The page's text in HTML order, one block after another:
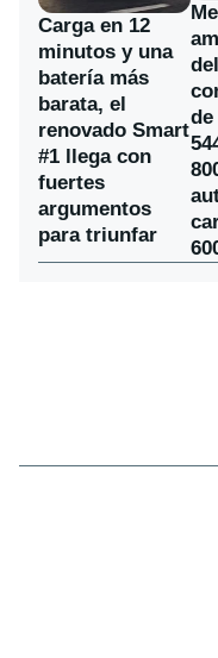
Carga en 12
minutos y una
batería más
barata, el
renovado Smart
#1 llega con
fuertes
argumentos
para triunfar
de